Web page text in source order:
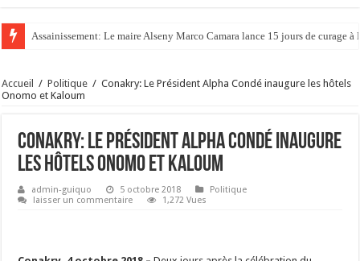
Assainissement: Le maire Alseny Marco Camara lance 15 jours de curage à
Accueil / Politique / Conakry: Le Président Alpha Condé inaugure les hôtels
Onomo et Kaloum
Conakry: Le Président Alpha Condé inaugure
les hôtels Onomo et Kaloum
admin-guiquo 5 octobre 2018
Politique
laisser un commentaire
1,272 Vues